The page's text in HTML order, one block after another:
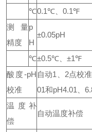
℃0.1℃、0.1℉
测量
精度
p
H
±0.05pH
℃±0.5℃、±1℉
酸度-pH
校准
自动1、2点校
01和pH4.01、
温度补
偿
自动温度补偿